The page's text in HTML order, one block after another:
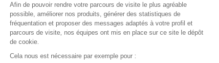
Plan du site
© 2016 –Organisation SAFI
Afin de pouvoir rendre votre parcours de visite le plus agréable
possible, améliorer nos produits, générer des statistiques de
fréquentation et proposer des messages adaptés à votre profil et
parcours de visite, nos équipes ont mis en place sur ce site le dépôt
de cookie.
Cela nous est nécessaire par exemple pour :